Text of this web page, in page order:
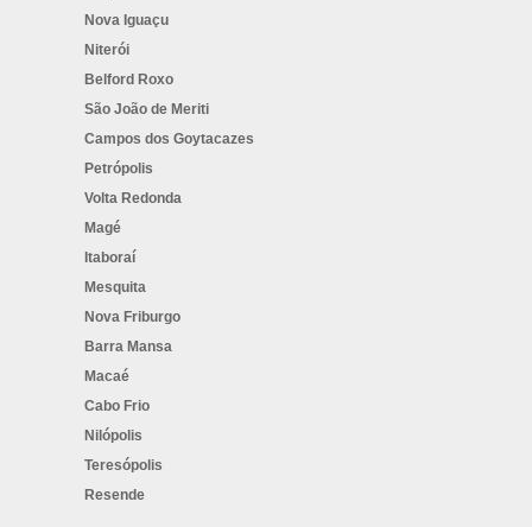
Nova Iguaçu
Niterói
Belford Roxo
São João de Meriti
Campos dos Goytacazes
Petrópolis
Volta Redonda
Magé
Itaboraí
Mesquita
Nova Friburgo
Barra Mansa
Macaé
Cabo Frio
Nilópolis
Teresópolis
Resende